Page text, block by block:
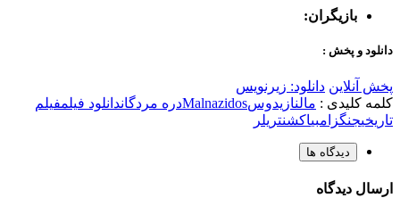
بازیگران:
دانلود و پخش :
پخش آنلاین دانلود: زیرنویس
کلمه کلیدی : مالنازیدوسMalnazidosدره مردگاندانلود فیلمفیلم
تاریخیجنگزامبیاکشنتریلر
دیدگاه ها
ارسال دیدگاه